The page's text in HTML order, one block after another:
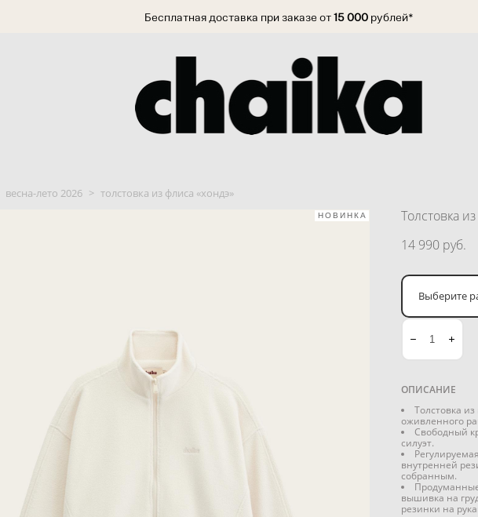
Бесплатная доставка при заказе от15 000рублей*
весна-лето 2026 > толстовка из флиса «хондэ»
НОВИНКА
Толстовка
14 990 pуб.
Выберите
ОПИСАНИЕ
Толстовка
оживленного
Свободный
силуэт.
внутренней
собранным.
вышивка на
резинки на